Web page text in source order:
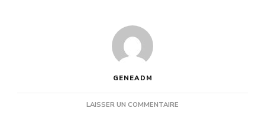
GENEADM
LAISSER UN COMMENTAIRE